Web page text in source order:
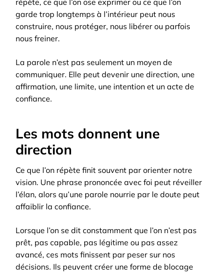
garde trop longtemps à l’intérieur peut nous
construire, nous protéger, nous libérer ou parfois
nous freiner.
La parole n’est pas seulement un moyen de
communiquer. Elle peut devenir une direction, une
affirmation, une limite, une intention et un acte de
confiance.
Les mots donnent une
direction
Ce que l’on répète finit souvent par orienter notre
vision. Une phrase prononcée avec foi peut réveiller
l’élan, alors qu’une parole nourrie par le doute peut
affaiblir la confiance.
Lorsque l’on se dit constamment que l’on n’est pas
prêt, pas capable, pas légitime ou pas assez
avancé, ces mots finissent par peser sur nos
décisions. Ils peuvent créer une forme de blocage